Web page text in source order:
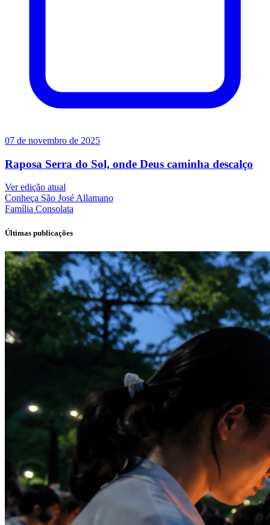
07 de novembro de 2025
Raposa Serra do Sol, onde Deus caminha descalço
Ver edição atual
Conheça São José Allamano
Família Consolata
Últimas publicações